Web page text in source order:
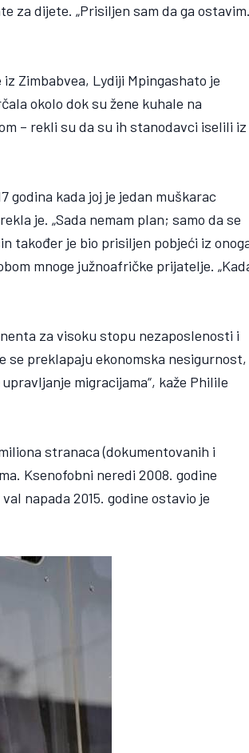
za dijete. „Prisiljen sam da ga
Zimbabvea, Lydiji Mpingashato je
okolo dok su žene kuhale na
– rekli su da su ih stanodavci iselili iz
godina kada joj je jedan muškarac
je. „Sada nemam plan; samo da se
također je bio prisiljen pobjeći iz
mnoge južnoafričke prijatelje.
za visoku stopu nezaposlenosti i
se preklapaju ekonomska nesigurnost,
migracijama“, kaže Philile
stranaca (dokumentovanih i
Ksenofobni neredi 2008. godine
napada 2015. godine ostavio je